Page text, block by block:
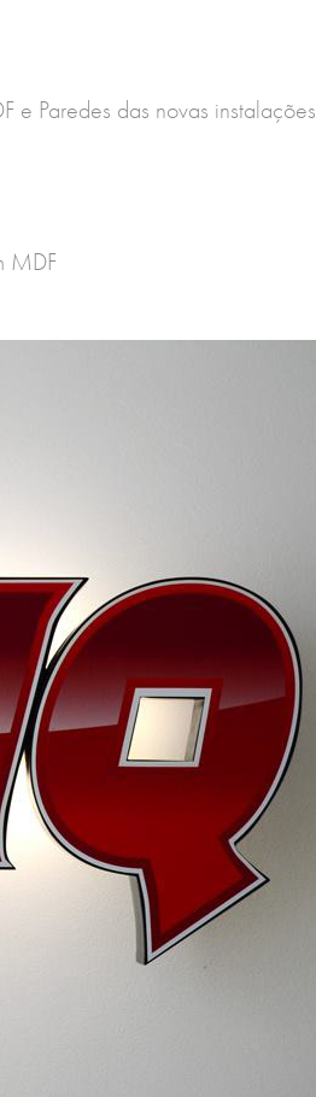
e Paredes das novas instalações
MDF